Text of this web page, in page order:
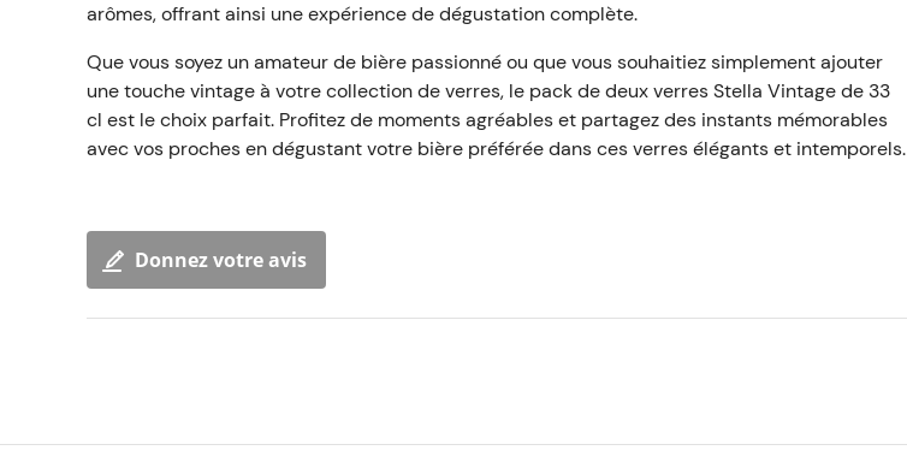
arômes, offrant ainsi une expérience de dégustation complète.
Que vous soyez un amateur de bière passionné ou que vous souhaitiez simplement ajouter
une touche vintage à votre collection de verres, le pack de deux verres Stella Vintage de 33
cl est le choix parfait. Profitez de moments agréables et partagez des instants mémorables
avec vos proches en dégustant votre bière préférée dans ces verres élégants et intemporels.
Donnez votre avis